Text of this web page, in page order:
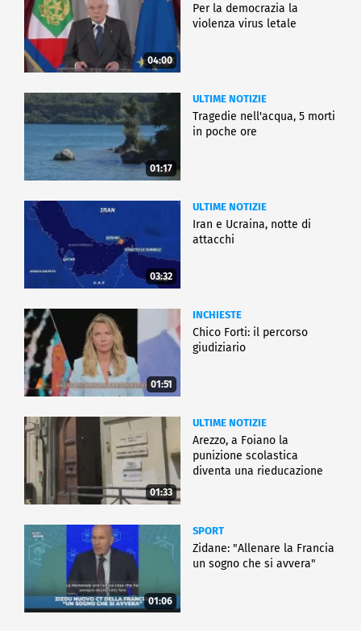
04:00
Per la democrazia la
violenza virus letale
01:17
ULTIME NOTIZIE
Tragedie nell'acqua, 5 morti
in poche ore
03:32
ULTIME NOTIZIE
Iran e Ucraina, notte di
attacchi
01:51
INCHIESTE
Chico Forti: il percorso
giudiziario
01:33
ULTIME NOTIZIE
Arezzo, a Foiano la
punizione scolastica
diventa una rieducazione
01:06
SPORT
Zidane: "Allenare la Francia
un sogno che si avvera"